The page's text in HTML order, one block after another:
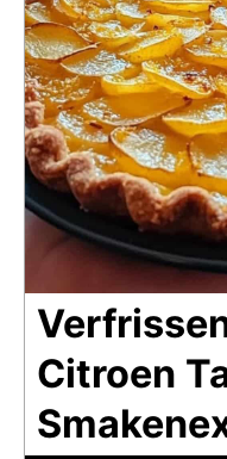
Citroen